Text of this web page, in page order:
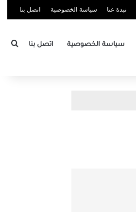
نبذة عنا سياسة الخصوصية اتصل بنا
سياسة الخصوصية اتصل بنا